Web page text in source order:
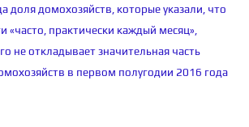
доля домохозяйств, которые указали, что
«часто, практически каждый месяц»,
не откладывает значительная часть
в первом полугодии 2016 года